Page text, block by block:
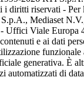
i diritti riservati - Per
Mediaset
- Uffici Viale Europa
e ai dati
funzionale
generativa. È
automatizzati di